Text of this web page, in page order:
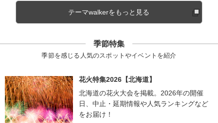
テーマwalkerをもっと見る
季節特集
季節を感じる人気のスポットやイベントを紹介
花火特集2026【北海道】
北海道の花火大会を掲載。2026年の開催
日、中止・延期情報や人気ランキングなど
をお届け！